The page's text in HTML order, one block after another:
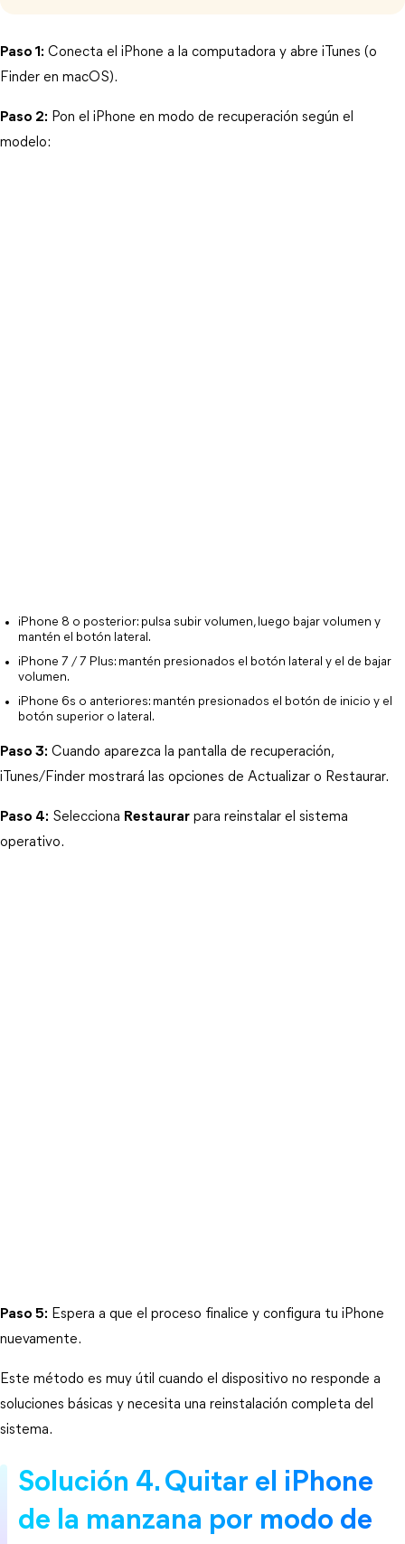
Paso 1: Conecta el iPhone a la computadora y abre iTunes (o
Finder en macOS).
Paso 2: Pon el iPhone en modo de recuperación según el
modelo:
iPhone 8 o posterior: pulsa subir volumen, luego bajar volumen y
mantén el botón lateral.
iPhone 7 / 7 Plus: mantén presionados el botón lateral y el de bajar
volumen.
iPhone 6s o anteriores: mantén presionados el botón de inicio y el
botón superior o lateral.
Paso 3: Cuando aparezca la pantalla de recuperación,
iTunes/Finder mostrará las opciones de Actualizar o Restaurar.
Paso 4: Selecciona Restaurar para reinstalar el sistema
operativo.
Paso 5: Espera a que el proceso finalice y configura tu iPhone
nuevamente.
Este método es muy útil cuando el dispositivo no responde a
soluciones básicas y necesita una reinstalación completa del
sistema.
Solución 4. Quitar el iPhone
de la manzana por modo de